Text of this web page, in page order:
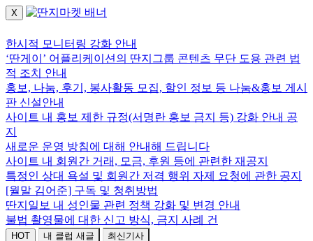
X
한시적 모니터링 강화 안내
‘딴게이’ 어플리케이션의 딴지그룹 콘텐츠 무단 도용 관련 법
적 조치 안내
홍보, 나눔, 후기, 봉사활동 모집, 할인 정보 등 나눔&홍보 게시
판 신설안내
사이트 내 홍보 제한 규정(서명란 홍보 금지 등) 강화 안내 공
지
새로운 운영 방침에 대해 안내해 드립니다
사이트 내 회원간 거래, 모금, 후원 등에 관련한 재공지
특정인 상대 욕설 및 회원간 저격 행위 자제 요청에 관한 공지
[월말 김어준] 구독 및 청취방법
딴지일보 내 성인물 관련 정책 강화 및 변경 안내
불법 촬영물에 대한 신고 방식, 금지 사례 건
HOT 내 클럽 새글 최신기사